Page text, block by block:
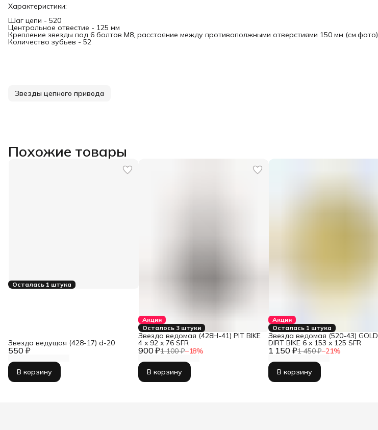
Характеристики:
Шаг цепи - 520
Центральное отвестие - 125 мм
Крепление звезды под 6 болтов М8, расстояние между противополжными отверстиями 150 мм (см.фото)
Количество зубьев - 52
Звезды цепного привода
Похожие товары
Осталась 1 штука
550 ₽
Звезда ведущая (428-17) d-20
В корзину
Акция
Осталось 3 штуки
900 ₽1 100 ₽−18%
Звезда ведомая (428H-41) PIT BIKE
4 x 92 x 76 SFR
В корзину
Акция
Осталась 1 штука
1 150 ₽1 450 ₽−21%
Звезда ведомая (520-43) GOLD
DIRT BIKE 6 x 153 x 125 SFR
В корзину